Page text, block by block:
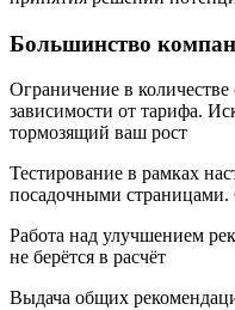
Большинство
Ограничение в
зависимости от тарифа.
тормозящий ваш рост
Тестирование в рамках
посадочными страницами.
Работа над улучшением
не берётся в расчёт
Выдача общих